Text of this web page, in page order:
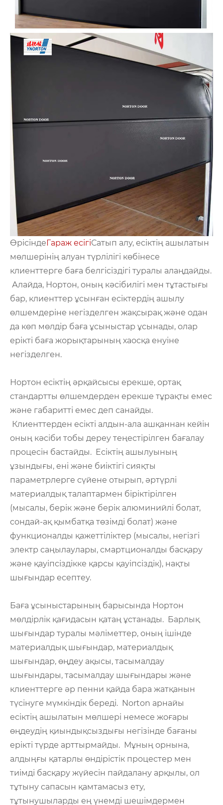
ӨрісіндеГараж есігіСатып алу, есіктің ашылатын
мөлшерінің алуан түрлілігі көбінесе
клиенттерге баға белгісіздігі туралы алаңдайды.
Алайда, Нортон, оның кәсібилігі мен тұтастығы
бар, клиенттер ұсынған есіктердің ашылу
өлшемдеріне негізделген жақсырақ және одан
да көп мөлдір баға ұсыныстар ұсынады, олар
ерікті баға жорықтарының хаосқа енуіне
негізделген.
Нортон есіктің әрқайсысы ерекше, ортақ
стандартты өлшемдерден ерекше тұрақты емес
және габаритті емес деп санайды.
Клиенттерден есікті алдын-ала ашқаннан кейін
оның кәсіби тобы дереу теңестірілген бағалау
процесін бастайды. Есіктің ашылуының
ұзындығы, ені және биіктігі сияқты
параметрлерге сүйене отырып, әртүрлі
материалдық талаптармен біріктірілген
(мысалы, берік және берік алюминийлі болат,
сондай-ақ қымбатқа төзімді болат) және
функционалды қажеттіліктер (мысалы, негізгі
электр саңылаулары, смартционалды басқару
және қауіпсіздікке қарсы қауіпсіздік), нақты
шығындар есептеу.
Баға ұсыныстарының барысында Нортон
мөлдірлік қағидасын қатаң ұстанады. Барлық
шығындар туралы мәліметтер, оның ішінде
материалдық шығындар, материалдық
шығындар, өңдеу ақысы, тасымалдау
шығындары, тасымалдау шығындары және
клиенттерге әр пенни қайда бара жатқанын
түсінуге мүмкіндік береді. Norton арнайы
есіктің ашылатын мөлшері немесе жоғары
өңдеудің қиындықсыздығы негізінде бағаны
ерікті түрде арттырмайды. Мұның орнына,
алдыңғы қатарлы өндірістік процестер мен
тиімді басқару жүйесін пайдалану арқылы, ол
тұтыну сапасын қамтамасыз ету,
тұтынушыларды ең үнемді шешімдермен